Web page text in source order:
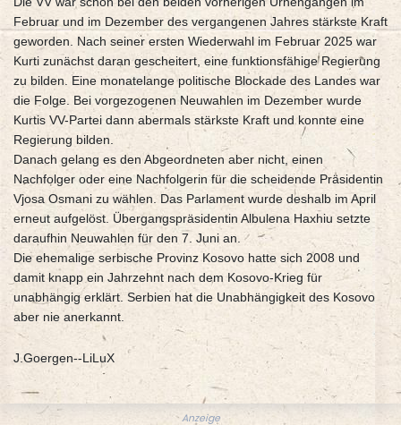
Februar und im Dezember des vergangenen Jahres stärkste Kraft
geworden. Nach seiner ersten Wiederwahl im Februar 2025 war
Kurti zunächst daran gescheitert, eine funktionsfähige Regierung
zu bilden. Eine monatelange politische Blockade des Landes war
die Folge. Bei vorgezogenen Neuwahlen im Dezember wurde
Kurtis VV-Partei dann abermals stärkste Kraft und konnte eine
Regierung bilden.
Danach gelang es den Abgeordneten aber nicht, einen
Nachfolger oder eine Nachfolgerin für die scheidende Präsidentin
Vjosa Osmani zu wählen. Das Parlament wurde deshalb im April
erneut aufgelöst. Übergangspräsidentin Albulena Haxhiu setzte
daraufhin Neuwahlen für den 7. Juni an.
Die ehemalige serbische Provinz Kosovo hatte sich 2008 und
damit knapp ein Jahrzehnt nach dem Kosovo-Krieg für
unabhängig erklärt. Serbien hat die Unabhängigkeit des Kosovo
aber nie anerkannt.
J.Goergen--LiLuX
Anzeige